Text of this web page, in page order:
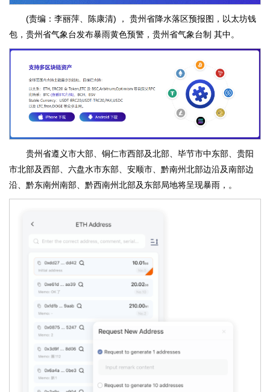
(责编：李丽萍、陈康清) ， 贵州省降水落区预报图，以太坊钱
包，贵州省气象台发布暴雨黄色预警，贵州省气象台制 其中。
贵州省遵义市大部、铜仁市西部及北部、毕节市中东部、贵阳
市北部及西部、六盘水市东部、安顺市、黔南州北部边沿及南部边
沿、黔东南州南部、黔西南州北部及东部局地将呈现暴雨，。